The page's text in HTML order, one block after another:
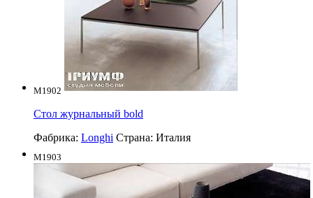
M1902
Стол журнальный bold
Фабрика: Longhi Страна: Италия
M1903